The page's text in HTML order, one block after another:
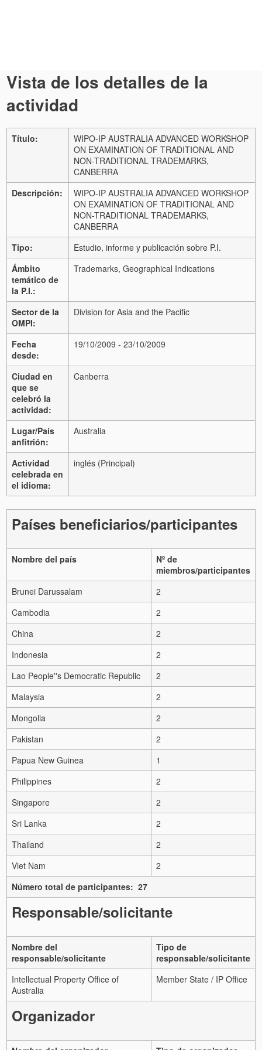
Vista de los detalles de la
actividad
Título:
WIPO-IP AUSTRALIA ADVANCED WORKSHOP
ON EXAMINATION OF TRADITIONAL AND
NON-TRADITIONAL TRADEMARKS,
CANBERRA
Descripción:
WIPO-IP AUSTRALIA ADVANCED WORKSHOP
ON EXAMINATION OF TRADITIONAL AND
NON-TRADITIONAL TRADEMARKS,
CANBERRA
Tipo:
Estudio, informe y publicación sobre P.I.
Ámbito
temático de
la P.I.:
Trademarks, Geographical Indications
Sector de la
OMPI:
Division for Asia and the Pacific
Fecha
desde:
19/10/2009 - 23/10/2009
Ciudad en
que se
celebró la
actividad:
Canberra
Lugar/País
anfitrión:
Australia
Actividad
celebrada en
el idioma:
inglés (Principal)
Países beneficiarios/participantes
Nombre del país
Nº de
miembros/participantes
Brunei Darussalam
2
Cambodia
2
China
2
Indonesia
2
Lao People''s Democratic Republic
2
Malaysia
2
Mongolia
2
Pakistan
2
Papua New Guinea
1
Philippines
2
Singapore
2
Sri Lanka
2
Thailand
2
Viet Nam
2
Número total de participantes: 27
Responsable/solicitante
Nombre del
responsable/solicitante
Tipo de
responsable/solicitante
Intellectual Property Office of
Australia
Member State / IP Office
Organizador